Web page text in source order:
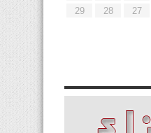
27
28
29